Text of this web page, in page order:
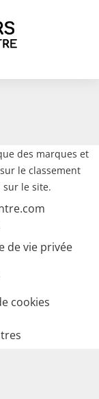
des marques et
le classement
sur le site.
de vie privée
cookies